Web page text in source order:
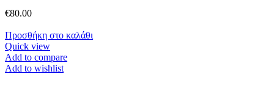
€80.00
Προσθήκη στο καλάθι
Quick view
Add to compare
Add to wishlist